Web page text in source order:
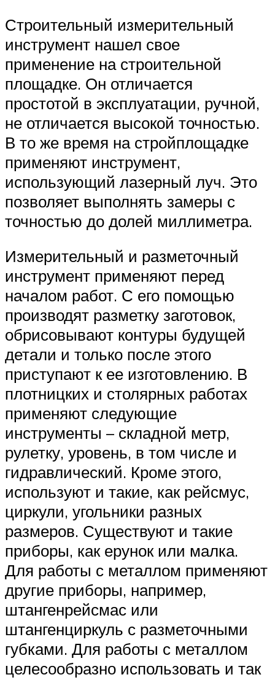
Строительный измерительный
инструмент нашел свое
применение на строительной
площадке. Он отличается
простотой в эксплуатации, ручной,
не отличается высокой точностью.
В то же время на стройплощадке
применяют инструмент,
использующий лазерный луч. Это
позволяет выполнять замеры с
точностью до долей миллиметра.
Измерительный и разметочный
инструмент применяют перед
началом работ. С его помощью
производят разметку заготовок,
обрисовывают контуры будущей
детали и только после этого
приступают к ее изготовлению. В
плотницких и столярных работах
применяют следующие
инструменты – складной метр,
рулетку, уровень, в том числе и
гидравлический. Кроме этого,
используют и такие, как рейсмус,
циркули, угольники разных
размеров. Существуют и такие
приборы, как ерунок или малка.
Для работы с металлом применяют
другие приборы, например,
штангенрейсмас или
штангенциркуль с разметочными
губками. Для работы с металлом
целесообразно использовать и так